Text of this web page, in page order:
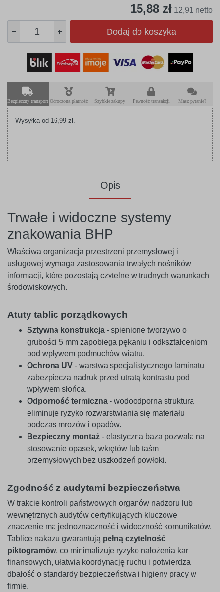
15,88 zł 12,91 netto
Dodaj do koszyka
Bezpieczny transport Odroczona płatność Szybkie zakupy Pewność transakcji Masz pytanie?
Wysyłka od 16,99 zł.
Opis
Trwałe i widoczne systemy
znakowania BHP
Właściwa organizacja przestrzeni przemysłowej i
usługowej wymaga zastosowania trwałych nośników
informacji, które pozostają czytelne w trudnych warunkach
środowiskowych.
Atuty tablic porządkowych
Sztywna konstrukcja - spienione tworzywo o
grubości 5 mm zapobiega pękaniu i odkształceniom
pod wpływem podmuchów wiatru.
Ochrona UV - warstwa specjalistycznego laminatu
zabezpiecza nadruk przed utratą kontrastu pod
wpływem słońca.
Odporność termiczna - wodoodporna struktura
eliminuje ryzyko rozwarstwiania się materiału
podczas mrozów i opadów.
Bezpieczny montaż - elastyczna baza pozwala na
stosowanie opasek, wkrętów lub taśm
przemysłowych bez uszkodzeń powłoki.
Zgodność z audytami bezpieczeństwa
W trakcie kontroli państwowych organów nadzoru lub
wewnętrznych audytów certyfikujących kluczowe
znaczenie ma jednoznaczność i widoczność komunikatów.
Tablice nakazu gwarantują pełną czytelność
piktogramów, co minimalizuje ryzyko nałożenia kar
finansowych, ułatwia koordynację ruchu i potwierdza
dbałość o standardy bezpieczeństwa i higieny pracy w
firmie.